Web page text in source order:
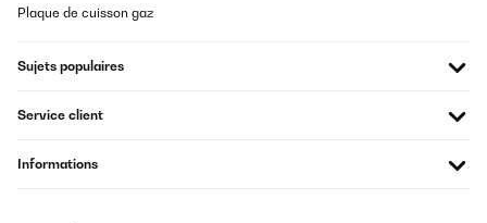
Plaque de cuisson gaz
Sujets populaires
Service client
Informations